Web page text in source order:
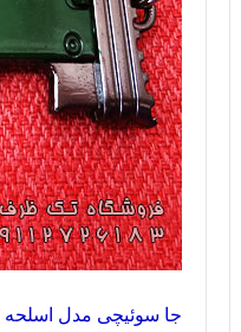
جا سوئیچی مدل اسلحه